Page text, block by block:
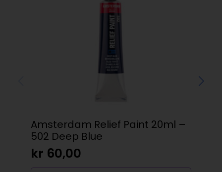
Amsterdam Relief Paint 20ml –
502 Deep Blue
kr 60,00